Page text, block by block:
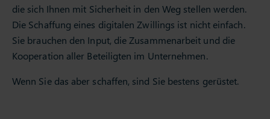
die sich Ihnen mit Sicherheit in den Weg stellen werden.
Die Schaffung eines digitalen Zwillings ist nicht einfach.
Sie brauchen den Input, die Zusammenarbeit und die
Kooperation aller Beteiligten im Unternehmen.
Wenn Sie das aber schaffen, sind Sie bestens gerüstet.